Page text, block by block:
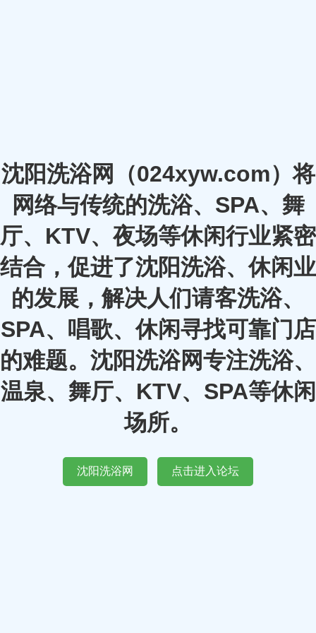
沈阳洗浴网（024xyw.com）将
网络与传统的洗浴、SPA、舞
厅、KTV、夜场等休闲行业紧密
结合，促进了沈阳洗浴、休闲业
的发展，解决人们请客洗浴、
SPA、唱歌、休闲寻找可靠门店
的难题。沈阳洗浴网专注洗浴、
温泉、舞厅、KTV、SPA等休闲
场所。
沈阳洗浴网 点击进入论坛